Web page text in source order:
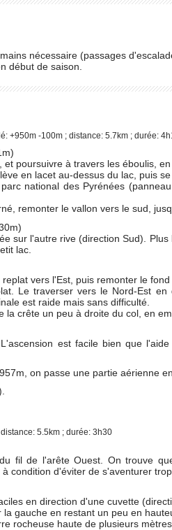
nécessaire (passages
début de saison.
+950m -100m ; distance: 5.7km ; durée:
poursuivre à travers les éboulis, en
en lacet au-dessus du lac, puis
national des Pyrénées
remonter le vallon vers le sud,
sur l'autre rive (direction Sud).
lac.
vers l'Est, puis remonter le
Le traverser vers le Nord-Est
est raide mais sans difficulté.
la crête un peu à droite du col, en
est facile bien que
on passe une partie aérienne
5.5km ; durée: 3h30
fil de l'arête Ouest. On trouve
condition d'éviter de s'aventurer
en direction d'une cuvette
gauche en restant un peu en
rocheuse haute de plusieurs mètres.